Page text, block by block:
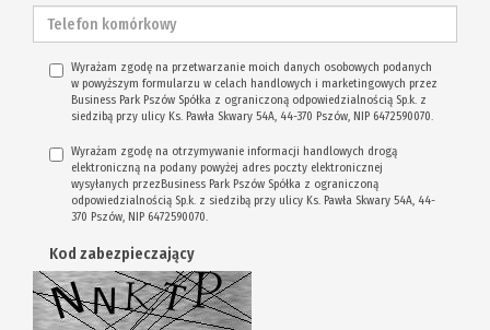
Wyrażam zgodę na przetwarzanie moich danych osobowych podanych
w powyższym formularzu w celach handlowych i marketingowych przez
Business Park Pszów Spółka z ograniczoną odpowiedzialnością Sp.k. z
siedzibą przy ulicy Ks. Pawła Skwary 54A, 44-370 Pszów, NIP 6472590070.
Wyrażam zgodę na otrzymywanie informacji handlowych drogą
elektroniczną na podany powyżej adres poczty elektronicznej
wysyłanych przezBusiness Park Pszów Spółka z ograniczoną
odpowiedzialnością Sp.k. z siedzibą przy ulicy Ks. Pawła Skwary 54A, 44-
370 Pszów, NIP 6472590070.
Kod zabezpieczający